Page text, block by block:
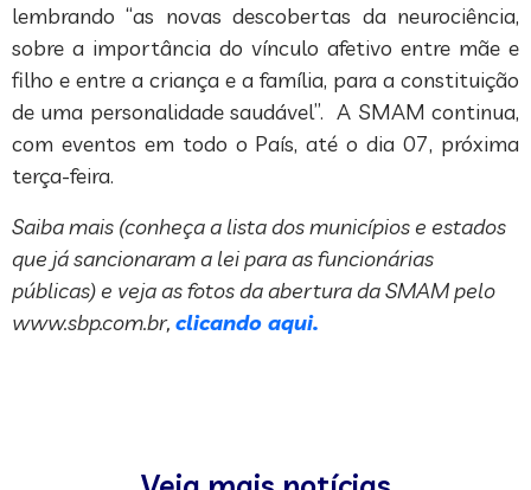
lembrando “as novas descobertas da neurociência,
sobre a importância do vínculo afetivo entre mãe e
filho e entre a criança e a família, para a constituição
de uma personalidade saudável”. A SMAM continua,
com eventos em todo o País, até o dia 07, próxima
terça-feira.
Saiba mais (conheça a lista dos municípios e estados
que já sancionaram a lei para as funcionárias
públicas) e veja as fotos da abertura da SMAM pelo
www.sbp.com.br, clicando aqui.